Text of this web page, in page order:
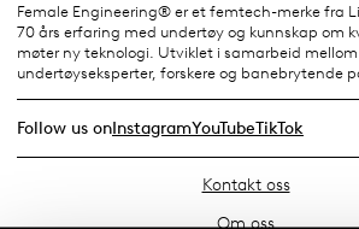
Female Engineering® er et femtech-merke fra
70 års erfaring med undertøy og kunnskap om
møter ny teknologi. Utviklet i samarbeid mellom
undertøyseksperter, forskere og banebrytende
Follow us onInstagramYouTubeTikTok
Kontakt oss
Om oss